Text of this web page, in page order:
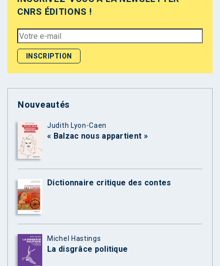
CNRS ÉDITIONS !
Nouveautés
Judith Lyon-Caen
« Balzac nous appartient »
Dictionnaire critique des contes
Michel Hastings
La disgrâce politique